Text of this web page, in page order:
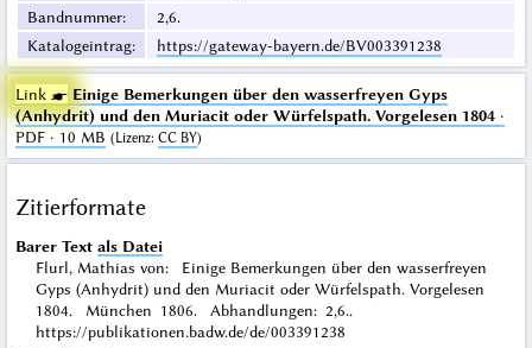
Bandnummer:
2,6.
Katalogeintrag: https://gateway-bayern.de/BV003391238
Link ☛ Einige Bemerkungen über den wasserfreyen Gyps
(Anhydrit) und den Muriacit oder Würfelspath. Vorgelesen 1804·
PDF · 10 MB (Lizenz: CC BY)
Zitierformate
Barer Text als Datei
Flurl, Mathias von: Einige Bemerkungen über den wasserfreyen
Gyps (Anhydrit) und den Muriacit oder Würfelspath. Vorgelesen
1804. München 1806. Abhandlungen: 2,6..
https://publikationen.badw.de/de/003391238